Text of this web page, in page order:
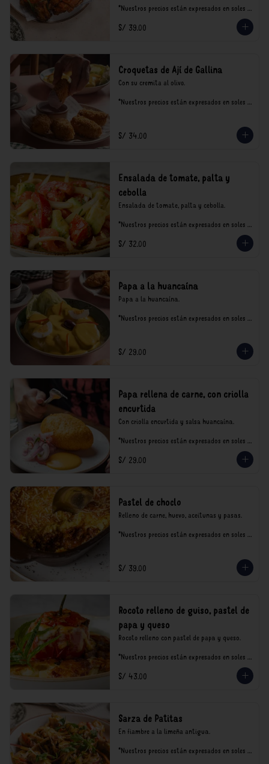
*Nuestros precios están expresados en soles e
consumo.
S/ 39.00
Croquetas de Ají de Gallina
Con su cremita al olivo.
*Nuestros precios están expresados en soles e
S/ 34.00
Ensalada de tomate, palta y
cebolla
Ensalada de tomate, palta y cebolla.
*Nuestros precios están expresados en soles e
consumo.
S/ 32.00
Papa a la huancaína
Papa a la huancaína.
*Nuestros precios están expresados en soles e
S/ 29.00
Papa rellena de carne, con criolla
encurtida
Con criolla encurtida y salsa huancaína.
*Nuestros precios están expresados en soles e
consumo.
S/ 29.00
Pastel de choclo
Relleno de carne, huevo, aceitunas y pasas.
*Nuestros precios están expresados en soles e
S/ 39.00
Rocoto relleno de guiso, pastel de
papa y queso
Rocoto relleno con pastel de papa y queso.
*Nuestros precios están expresados en soles e
consumo.
S/ 43.00
Sarza de Patitas
En fiambre a la limeña antigua.
*Nuestros precios están expresados en soles e